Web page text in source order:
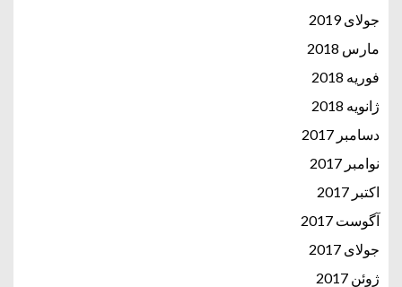
جولای 2019
مارس 2018
فوریه 2018
ژانویه 2018
دسامبر 2017
نوامبر 2017
اکتبر 2017
آگوست 2017
جولای 2017
ژوئن 2017